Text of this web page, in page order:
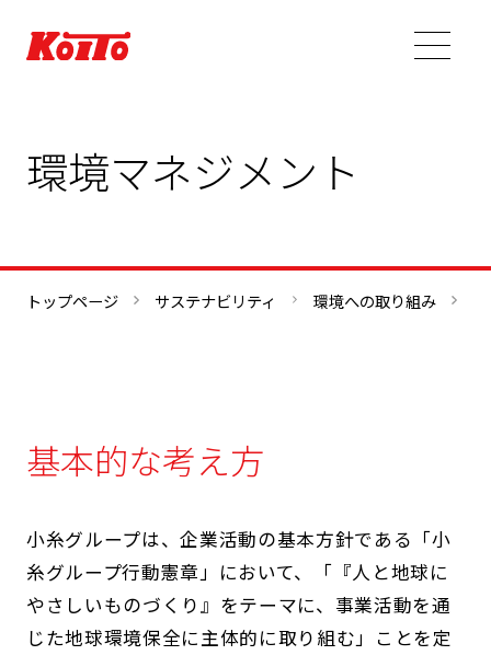
環境マネジメント
トップページ サステナビリティ 環境への取り組み
基本的な考え方
小糸グループは、企業活動の基本方針である「小
糸グループ行動憲章」において、「『人と地球に
やさしいものづくり』をテーマに、事業活動を通
じた地球環境保全に主体的に取り組む」ことを定